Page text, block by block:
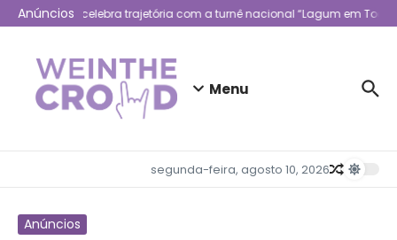
Ir para o conteúdo
Anúncios
Lagum celebra trajetória com a turnê nacional “Lagum em Todo
Menu
segunda-feira, agosto 10, 2026
Anúncios